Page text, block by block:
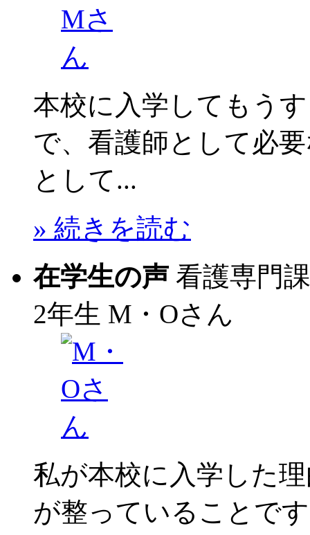
本校に入学してもう
で、看護師として必
として...
» 続きを読む
在学生の声 看護専門
2年生 M・Oさん
私が本校に入学した
が整っていることで